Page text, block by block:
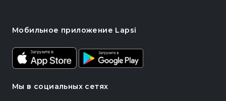
Мобильное приложение Lapsi
Мы в социальных сетях